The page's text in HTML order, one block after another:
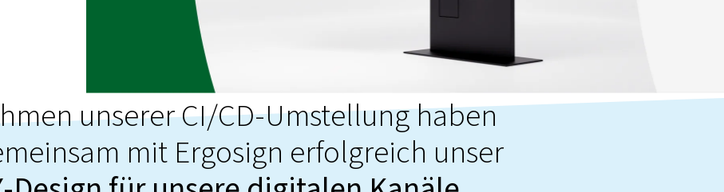
unserer CI/CD-Umstellung haben
mit Ergosign erfolgreich unser